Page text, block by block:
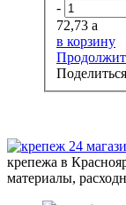
-
72,73 a
в корзину
Поделиться
крепежа в
материалы,